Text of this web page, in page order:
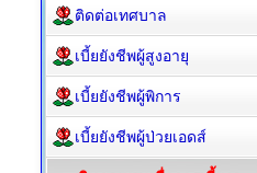
ติดต่อเทศบาล
เบี้ยยังชีพผู้สูงอายุ
เบี้ยยังชีพผู้พิการ
เบี้ยยังชีพผู้ป่วยเอดส์